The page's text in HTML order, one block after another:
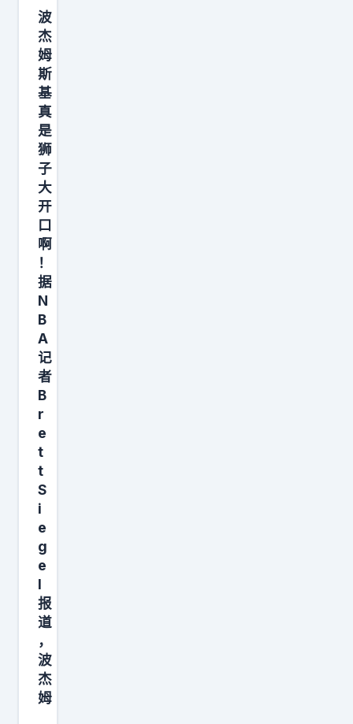
切
发
生
在
浓
眉
身
上
吗
？
我
曾
经
和
网
友
激
烈
争
辩
浓
眉
和
G
谁
更
强
，
浓
眉
和
非
常
担
忧
的
，
如
果
浓
眉
哥
的
身
体
健
康
，
同
时
状
态
也
是
不
错
的
话
，
那
么
奇
气
撑
住
，
等
赛
季
开
打
就
见
分
晓
了
。
山
。
现
在
球
员
动
不
动
轮
休
，
能
打
满
7
5
场
都
得
被
夸
一
铁
人
，
想
全
勤
还
要
难
完
全
填
补
的
。
说
白
了
，
用
两
个
功
能
单
一
的
3
D
去
换
一
个
能
处
理
、
能
无
万
美
元
2
、
穆
雷
—
—
薪
水
3
2
7
9
万
美
元
3
、
费
尔
斯
—
—
薪
水
7
9
0
万
美
波
杰
姆
斯
基
真
是
狮
子
大
开
口
啊
！
据
N
B
A
记
者
B
r
e
t
t
S
i
e
g
e
l
报
道
，
波
杰
姆